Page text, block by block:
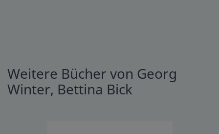
Weitere Bücher von Georg
Winter, Bettina Bick